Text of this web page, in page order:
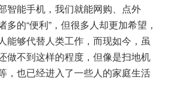
智能手机，我们就能网购、点外
的“便利”，但很多人却更加希望，
能够代替人类工作，而现如今，虽
做不到这样的程度，但像是扫地机
，也已经进入了一些人的家庭生活